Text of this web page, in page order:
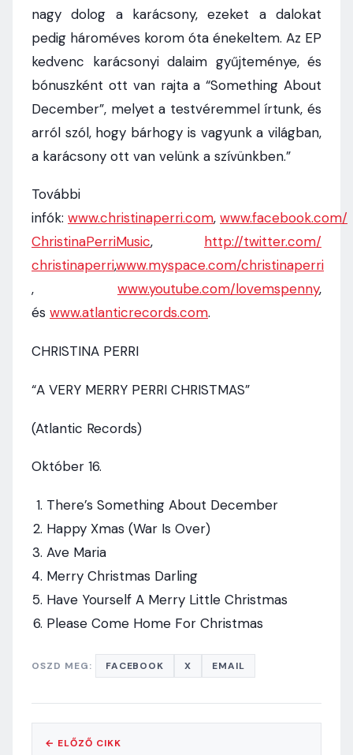
nagy dolog a karácsony, ezeket a dalokat
pedig hároméves korom óta énekeltem. Az EP
kedvenc karácsonyi dalaim gyűjteménye, és
bónuszként ott van rajta a “Something About
December”, melyet a testvéremmel írtunk, és
arról szól, hogy bárhogy is vagyunk a világban,
a karácsony ott van velünk a szívünkben.”
További
infók: www.christinaperri.com, www.facebook.com/
ChristinaPerriMusic, http://twitter.com/
christinaperri,www.myspace.com/christinaperri
, www.youtube.com/lovemspenny,
és www.atlanticrecords.com.
CHRISTINA PERRI
“A VERY MERRY PERRI CHRISTMAS”
(Atlantic Records)
Október 16.
There’s Something About December
Happy Xmas (War Is Over)
Ave Maria
Merry Christmas Darling
Have Yourself A Merry Little Christmas
Please Come Home For Christmas
OSZD MEG: FACEBOOK X EMAIL
← ELŐZŐ CIKK